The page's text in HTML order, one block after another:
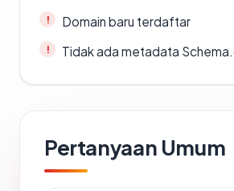
Domain baru terdaftar
Tidak ada metadata
Pertanyaan Umum